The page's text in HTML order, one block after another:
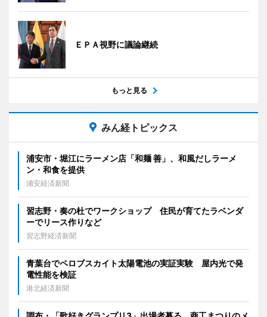
ＥＰＡ視野に議論継続
もっと見る
みん経トピックス
浦安市・堀江にラーメン店「和麺 善」、和風だしラーメ
ン・和食を提供
浦安経済新聞
習志野・奏の杜でワークショップ 住民が育てたラベンダ
ーでリース作りなど
習志野経済新聞
青葉台でペロブスカイト太陽電池の実証実験 屋内光で発
電性能を検証
港北経済新聞